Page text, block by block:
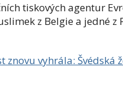
tiskových agentur
z Belgie a jedné z
znovu vyhrála: Švédská